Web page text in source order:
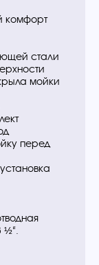
комфорт
стали
мойки
перед
½“.